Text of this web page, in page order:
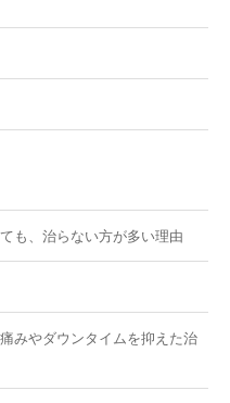
も、治らない方が多い理由
みやダウンタイムを抑えた治